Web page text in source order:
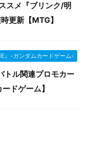
スメ『ブリンク/明
更新【MTG】
』-ガンダムカードゲーム-
トル関連プロモカー
ドゲーム】